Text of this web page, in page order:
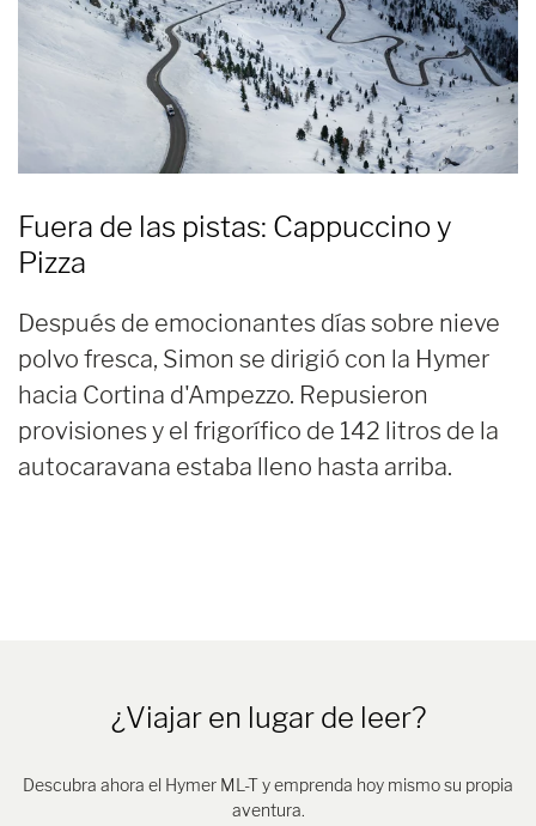
Fuera de las pistas: Cappuccino y
Pizza
Después de emocionantes días sobre nieve
polvo fresca, Simon se dirigió con la Hymer
hacia Cortina d'Ampezzo. Repusieron
provisiones y el frigorífico de 142 litros de la
autocaravana estaba lleno hasta arriba.
¿Viajar en lugar de leer?
Descubra ahora el Hymer ML-T y emprenda hoy mismo su propia
aventura.